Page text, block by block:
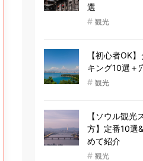
選
# 観光
【初心者OK
キング10選＋
# 観光
【ソウル観光
方】定番10選
めて紹介
# 観光